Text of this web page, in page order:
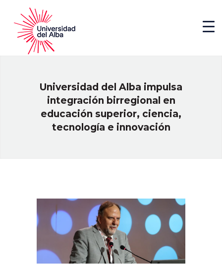
Universidad del Alba impulsa
integración birregional en
educación superior, ciencia,
tecnología e innovación